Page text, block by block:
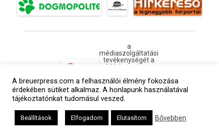
a
médiaszolgáltatási
tevékenységét a
Médiatanács a
Támogatási
Programja
keretében
támogatja
A breuerpress.com a felhasználói élmény fokozása
érdekében sütiket alkalmaz. A honlapunk használatával
tájékoztatónkat tudomásul veszed.
Beállítások Elfogadom Elutasítom Bővebben